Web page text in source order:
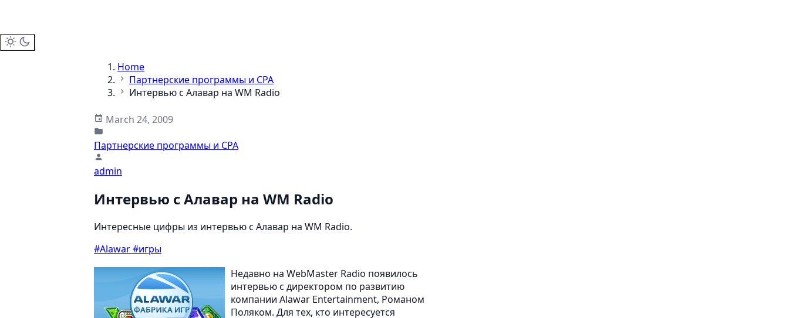
Home
Партнерские программы и CPA
Интервью с Алавар на WM Radio
March 24, 2009
Партнерские программы и CPA
admin
Интервью с Алавар на WM Radio
Интересные цифры из интервью с Алавар на WM Radio.
#Alawar#игры
Недавно на WebMaster Radio появилось
интервью с директором по развитию
компании Alawar Entertainment, Романом
Поляком. Для тех, кто интересуется